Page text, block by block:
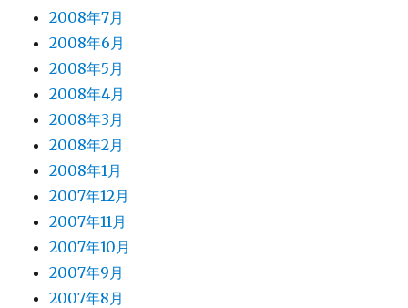
2008年7月
2008年6月
2008年5月
2008年4月
2008年3月
2008年2月
2008年1月
2007年12月
2007年11月
2007年10月
2007年9月
2007年8月